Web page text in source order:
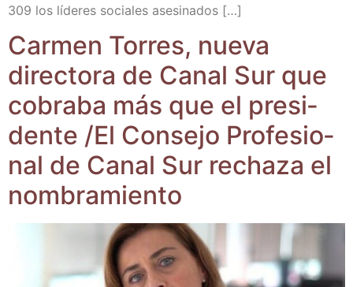
309 los líde­res socia­les asesinados […]
Car­men Torres, nue­va
direc­to­ra de Canal Sur que
cobra­ba más que el pre­si­
den­te /​El Con­se­jo Pro­fe­sio­
nal de Canal Sur recha­za el
nombramiento